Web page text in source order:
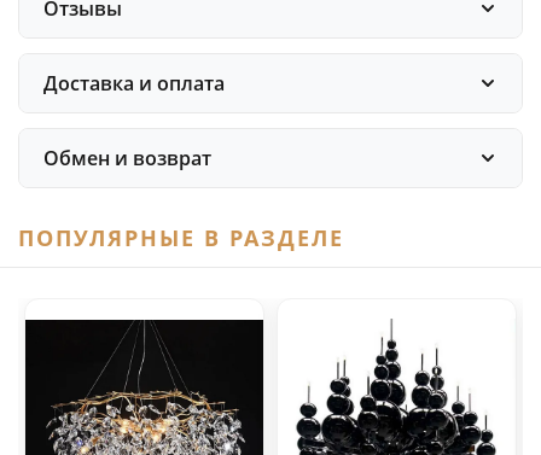
Отзывы
Доставка и оплата
Обмен и возврат
ПОПУЛЯРНЫЕ В РАЗДЕЛЕ